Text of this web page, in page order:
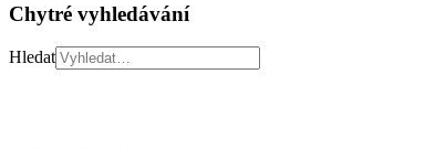
Chytré vyhledávání
Hledat